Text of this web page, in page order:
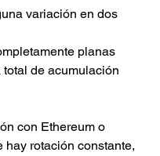
variación en dos
planas
de acumulación
con Ethereum o
hay rotación constante,